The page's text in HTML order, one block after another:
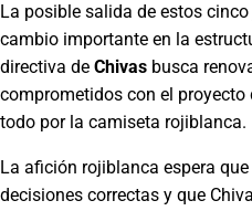
La posible salida de estos
cambio importante en la
directiva de Chivas busca
comprometidos con el
todo por la camiseta rojiblanca.
La afición rojiblanca espera
decisiones correctas y que